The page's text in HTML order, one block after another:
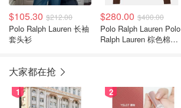
$105.30 $212.00
Polo Ralph Lauren 长袖
套头衫
$280.00 $400.00
Polo Ralph Lauren Polo
Ralph Lauren 棕色棉质
大家都在抢
1 2